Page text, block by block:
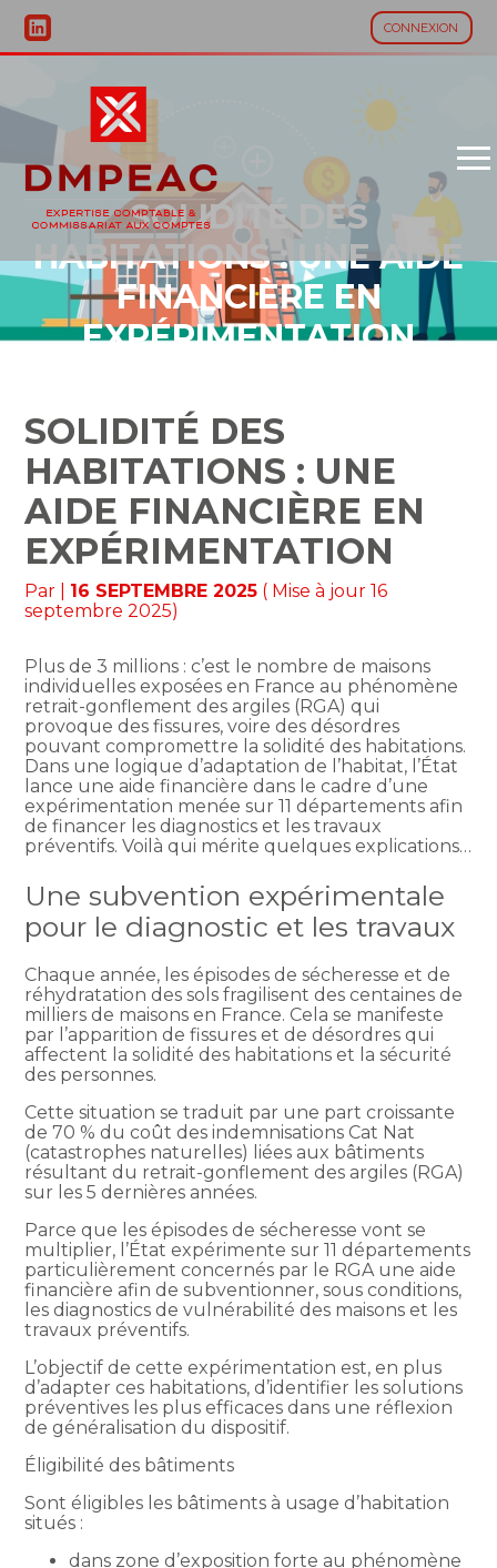
CONNEXION
Aller
contenu
SOLIDITÉ DES
HABITATIONS : UNE AIDE
FINANCIÈRE EN
EXPÉRIMENTATION
SOLIDITÉ DES
HABITATIONS : UNE
AIDE FINANCIÈRE EN
EXPÉRIMENTATION
Par 16 SEPTEMBRE 2025 ( Mise à jour 16
septembre 2025)
Plus de 3 millions : c’est le nombre de maisons
individuelles exposées en France au phénomène
retrait-gonflement des argiles (RGA) qui
provoque des fissures, voire des désordres
pouvant compromettre la solidité des habitations.
Dans une logique d’adaptation de l’habitat, l’État
lance une aide financière dans le cadre d’une
expérimentation menée sur 11 départements afin
de financer les diagnostics et les travaux
préventifs. Voilà qui mérite quelques explications…
Une subvention expérimentale
pour le diagnostic et les travaux
Chaque année, les épisodes de sécheresse et de
réhydratation des sols fragilisent des centaines de
milliers de maisons en France. Cela se manifeste
par l’apparition de fissures et de désordres qui
affectent la solidité des habitations et la sécurité
des personnes.
Cette situation se traduit par une part croissante
de 70 % du coût des indemnisations Cat Nat
(catastrophes naturelles) liées aux bâtiments
résultant du retrait-gonflement des argiles (RGA)
sur les 5 dernières années.
Parce que les épisodes de sécheresse vont se
multiplier, l’État expérimente sur 11 départements
particulièrement concernés par le RGA une aide
financière afin de subventionner, sous conditions,
les diagnostics de vulnérabilité des maisons et les
travaux préventifs.
L’objectif de cette expérimentation est, en plus
d’adapter ces habitations, d’identifier les solutions
préventives les plus efficaces dans une réflexion
de généralisation du dispositif.
Éligibilité des bâtiments
Sont éligibles les bâtiments à usage d’habitation
situés :
dans zone d’exposition forte au phénomène